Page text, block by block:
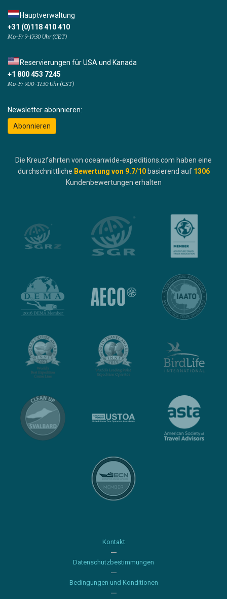
Hauptverwaltung
+31 (0)118 410 410
Mo-Fr 9-17:30 Uhr (CET)
Reservierungen für USA und Kanada
+1 800 453 7245
Mo-Fr 9.00-17.30 Uhr (CST)
Newsletter abonnieren:
Abonnieren
Die Kreuzfahrten von oceanwide-expeditions.com haben eine
durchschnittliche Bewertung von 9.7/10 basierend auf 1306
Kundenbewertungen erhalten
Kontakt
Datenschutzbestimmungen
Bedingungen und Konditionen